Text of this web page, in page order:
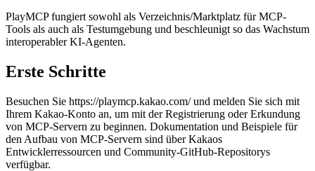
PlayMCP fungiert sowohl als Verzeichnis/Marktplatz für MCP-
Tools als auch als Testumgebung und beschleunigt so das Wachstum
interoperabler KI-Agenten.
Erste Schritte
Besuchen Sie https://playmcp.kakao.com/und melden Sie sich mit
Ihrem Kakao-Konto an, um mit der Registrierung oder Erkundung
von MCP-Servern zu beginnen. Dokumentation und Beispiele für
den Aufbau von MCP-Servern sind über Kakaos
Entwicklerressourcen und Community-GitHub-Repositorys
verfügbar.